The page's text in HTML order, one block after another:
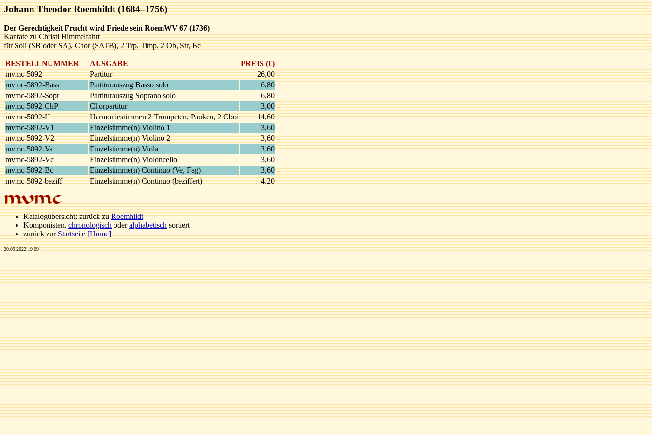
Johann Theodor Roemhildt (1684–1756)
Der Gerechtigkeit Frucht wird Friede sein RoemWV 67 (1736)
Kantate zu Christi Himmelfahrt
für Soli (SB oder SA), Chor (SATB), 2 Trp, Timp, 2 Ob, Str, Bc
BESTELLNUMMER AUSGABE
PREIS (€)
mvmc-5892
Partitur
26,00
mvmc-5892-Bass
Partiturauszug Basso solo
6,80
mvmc-5892-Sopr
Partiturauszug Soprano solo
6,80
mvmc-5892-ChP
Chorpartitur
3,00
mvmc-5892-H
Harmoniestimmen 2 Trompeten, Pauken, 2 Oboi
14,60
mvmc-5892-V1
Einzelstimme(n) Violino 1
3,60
mvmc-5892-V2
Einzelstimme(n) Violino 2
3,60
mvmc-5892-Va
Einzelstimme(n) Viola
3,60
mvmc-5892-Vc
Einzelstimme(n) Violoncello
3,60
mvmc-5892-Bc
Einzelstimme(n) Continuo (Ve, Fag)
3,60
mvmc-5892-beziff
Einzelstimme(n) Continuo (beziffert) 4,20
Katalogübersicht; zurück zuRoemhildt
Komponisten,chronologischoderalphabetischsortiert
zurück zurStartseite [Home]
20.09.2022 19:09